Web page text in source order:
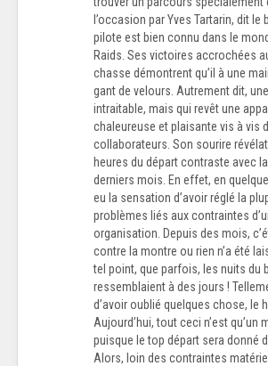
l’occasion par Yves Tartarin, dit le
pilote est bien connu dans le
Raids. Ses victoires accrochées
chasse démontrent qu’il à une
gant de velours. Autrement dit,
intraitable, mais qui revêt une
chaleureuse et plaisante vis à vis
collaborateurs. Son sourire
heures du départ contraste avec
derniers mois. En effet, en
eu la sensation d’avoir réglé la
problèmes liés aux contraintes
organisation. Depuis des mois,
contre la montre ou rien n’a été
tel point, que parfois, les nuits du
ressemblaient à des jours !
d’avoir oublié quelques chose, le
Aujourd’hui, tout ceci n’est qu’un
puisque le top départ sera donné
Alors, loin des contraintes